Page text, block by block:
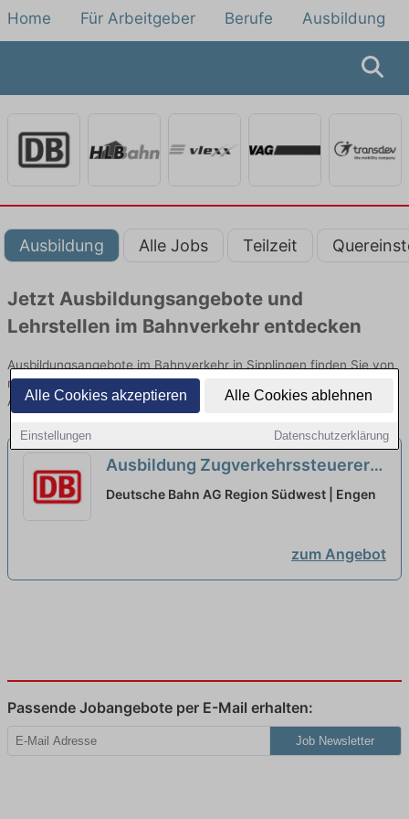
Alle Cookies akzeptieren Alle Cookies ablehnen
Einstellungen Datenschutzerklärung
Home Für Arbeitgeber Berufe Ausbildung
Ausbildung Alle Jobs Teilzeit
Jetzt Ausbildungsangebote und
Lehrstellen im Bahnverkehr entdecken
Ausbildungsangebote im Bahnverkehr in Sipplingen finden Sie von
namhaften Firmen. Entdecken Sie freie Optionen von Top-
Arbeitgebern und bewerben Sie sich noch heute.
Ausbildung Zugverkehrssteuerer
2026 (w/m/d) neu
Deutsche Bahn AG Region Südwest | Engen
zum Angebot
Passende Jobangebote per E-Mail erhalten:
Job Newsletter